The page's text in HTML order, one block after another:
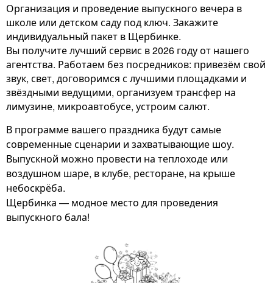
Организация и проведение выпускного вечера в
школе или детском саду под ключ. Закажите
индивидуальный пакет в Щербинке.
Вы получите лучший сервис в 2026 году от нашего
агентства. Работаем без посредников: привезём свой
звук, свет, договоримся с лучшими площадками и
звёздными ведущими, организуем трансфер на
лимузине, микроавтобусе, устроим салют.
В программе вашего праздника будут самые
современные сценарии и захватывающие шоу.
Выпускной можно провести на теплоходе или
воздушном шаре, в клубе, ресторане, на крыше
небоскрёба.
Щербинка — модное место для проведения
выпускного бала!